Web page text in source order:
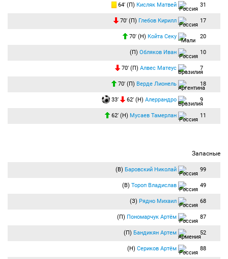
64′ (П) Кисляк Матвей 31
70′ (П) Глебов Кирилл 17
70′ (Н) Койта Секу 20
(П) Обляков Иван 10
70′ (П) Алвес Матеус 7
70′ (П) Верде Лионель 18
33′ 62′ (Н) Алеррандро 9
62′ (Н) Мусаев Тамерлан 11
Запасные
(В) Баровский Николай 99
(В) Тороп Владислав 49
(З) Рядно Михаил 68
(П) Пономарчук Артём 87
(П) Бандикян Артем 52
(Н) Сериков Артём 88